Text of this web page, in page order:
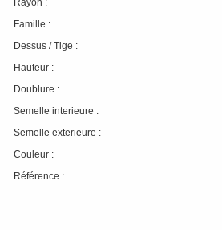
Rayon :
Famille :
Dessus / Tige :
Hauteur :
Doublure :
Semelle interieure :
Semelle exterieure :
Couleur :
Référence :